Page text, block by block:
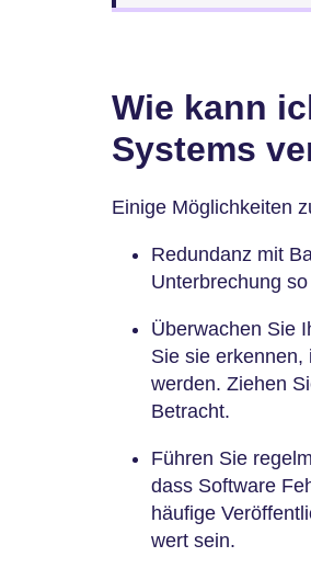
Wie kann
Systems
Einige Möglichkeiten
Redundanz mit
Unterbrechung
Überwachen Sie
Sie sie
werden. Ziehen
Betracht.
Führen Sie
dass Software
häufige
wert sein.